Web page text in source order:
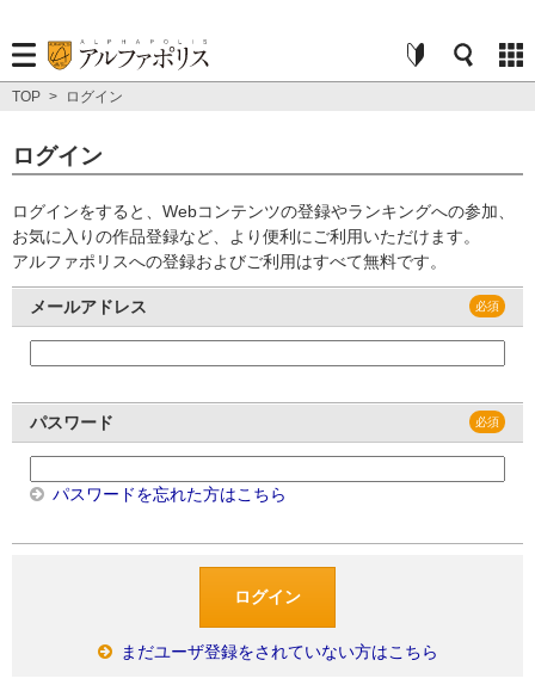
TOP > ログイン
ログイン
ログインをすると、Webコンテンツの登録やランキングへの参加、
お気に入りの作品登録など、より便利にご利用いただけます。
アルファポリスへの登録およびご利用はすべて無料です。
メールアドレス
パスワード
パスワードを忘れた方はこちら
まだユーザ登録をされていない方はこちら